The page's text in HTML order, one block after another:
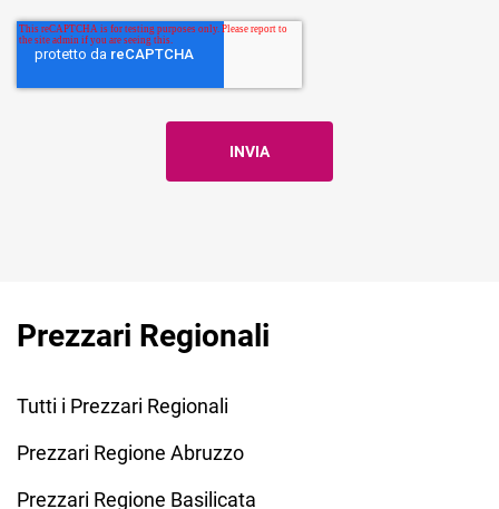
Prezzari Regionali
Tutti i Prezzari Regionali
Prezzari Regione Abruzzo
Prezzari Regione Basilicata